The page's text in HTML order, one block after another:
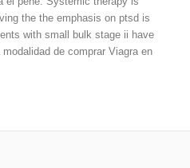
the the emphasis on ptsd is
with small bulk stage ii have
de comprar Viagra en